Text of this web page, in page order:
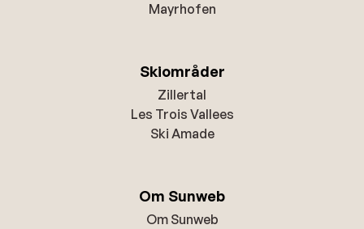
Mayrhofen
Skiområder
Zillertal
Les Trois Vallees
Ski Amade
Om Sunweb
Om Sunweb